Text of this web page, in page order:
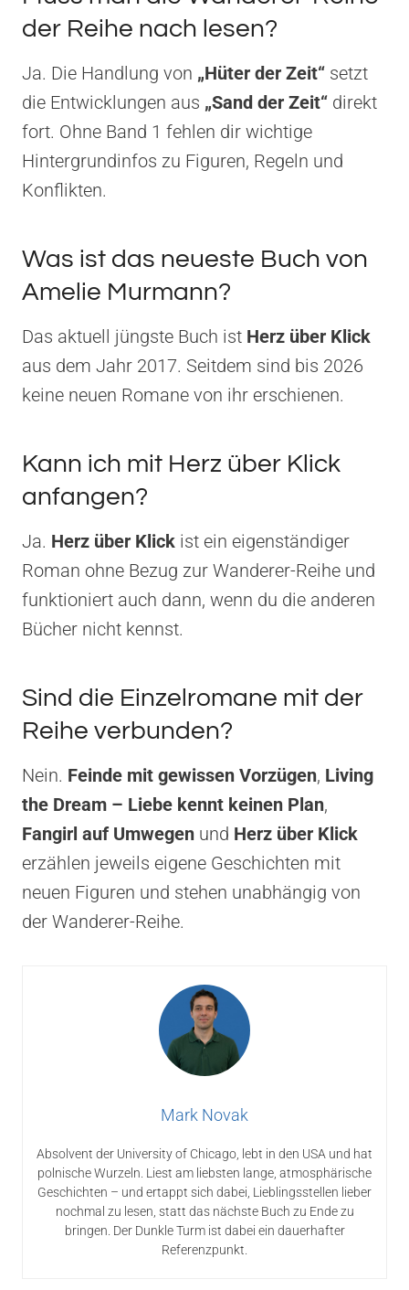
der Reihe nach lesen?
Ja. Die Handlung von „Hüter der Zeit“ setzt
die Entwicklungen aus „Sand der Zeit“ direkt
fort. Ohne Band 1 fehlen dir wichtige
Hintergrundinfos zu Figuren, Regeln und
Konflikten.
Was ist das neueste Buch von
Amelie Murmann?
Das aktuell jüngste Buch ist Herz über Klick
aus dem Jahr 2017. Seitdem sind bis 2026
keine neuen Romane von ihr erschienen.
Kann ich mit Herz über Klick
anfangen?
Ja. Herz über Klick ist ein eigenständiger
Roman ohne Bezug zur Wanderer-Reihe und
funktioniert auch dann, wenn du die anderen
Bücher nicht kennst.
Sind die Einzelromane mit der
Reihe verbunden?
Nein. Feinde mit gewissen Vorzügen, Living
the Dream – Liebe kennt keinen Plan,
Fangirl auf Umwegen und Herz über Klick
erzählen jeweils eigene Geschichten mit
neuen Figuren und stehen unabhängig von
der Wanderer-Reihe.
Mark Novak
Absolvent der University of Chicago, lebt in den USA und hat
polnische Wurzeln. Liest am liebsten lange, atmosphärische
Geschichten – und ertappt sich dabei, Lieblingsstellen lieber
nochmal zu lesen, statt das nächste Buch zu Ende zu
bringen. Der Dunkle Turm ist dabei ein dauerhafter
Referenzpunkt.